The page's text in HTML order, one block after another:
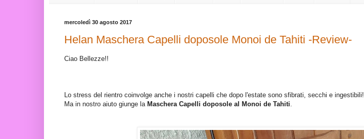
mercoledì 30 agosto 2017
Helan Maschera Capelli doposole Monoi de Tahiti -Review-
Ciao Bellezze!!
Lo stress del rientro coinvolge anche i nostri capelli che dopo l'estate sono sfibrati, secchi e ingestibili!
Ma in nostro aiuto giunge la Maschera Capelli doposole al Monoi de Tahiti.